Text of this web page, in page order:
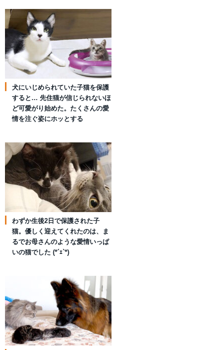
犬にいじめられていた子猫を保護
すると… 先住猫が信じられないほ
ど可愛がり始めた。たくさんの愛
情を注ぐ姿にホッとする
わずか生後2日で保護された子
猫。優しく迎えてくれたのは、ま
るでお母さんのような愛情いっぱ
いの猫でした (*´ｪ`*)